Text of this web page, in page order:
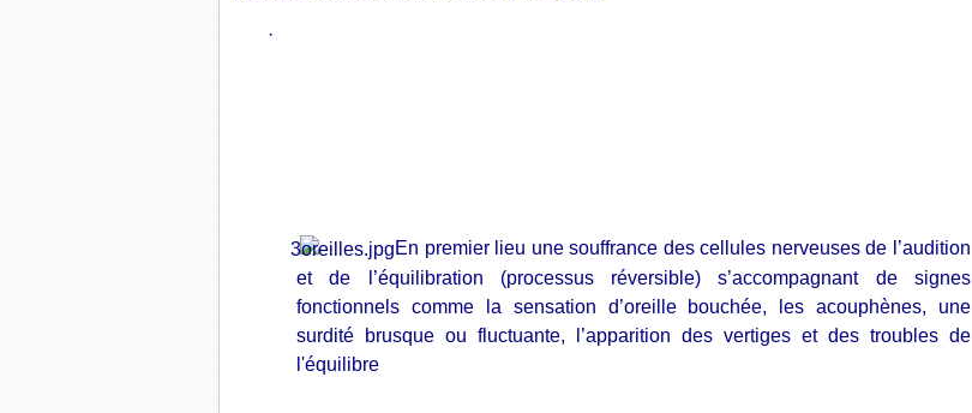
·
En premier lieu une souffrance des cellules nerveuses de l’audition
et de l’équilibration (processus réversible) s’accompagnant de signes
fonctionnels comme la sensation d’oreille bouchée, les acouphènes, une
surdité brusque ou fluctuante, l’apparition des vertiges et des troubles de
l'équilibre